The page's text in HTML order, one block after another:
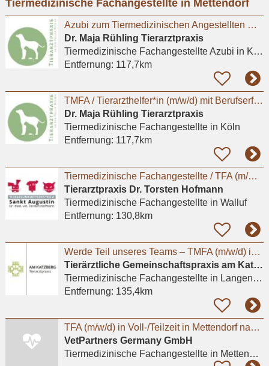
eingeben
Tiermedizinische Fachangestellte in Mettendorf
Azubi zum Tiermedizinischen Angestellten m/w/d in Kleintierpraxis Köln Poll gesucht
Dr. Maja Rühling Tierarztpraxis
Tiermedizinische Fachangestellte Azubi in Köln
Entfernung: 117,7km
TMFA / Tierarzthelfer*in (m/w/d) mit Berufserfahrung gesucht / auch Teilzeit möglich
Dr. Maja Rühling Tierarztpraxis
Tiermedizinische Fachangestelltein Köln
Entfernung: 117,7km
Tiermedizinische Fachangestellte / TFA (m/w/d) – Walluf / Wiesbaden / Hessen
Tierarztpraxis Dr. Torsten Hofmann
Tiermedizinische Fachangestelltein Walluf
Entfernung: 130,8km
Werde Teil unseres Teams – TMFA (m/w/d) in Vollzeit
Tierärztliche Gemeinschaftspraxis am Katzberg – Köhn-Wieser und Wieser (GbR)
Tiermedizinische Fachangestelltein Langenfeld (Rheinland)
Entfernung: 135,4km
TFA (m/w/d) in Voll-/Teilzeit in Mettendorf nahe Bitburg bei Tierärzte Mettendorf GmbH
VetPartners Germany GmbH
Tiermedizinische Fachangestelltein Mettendorf